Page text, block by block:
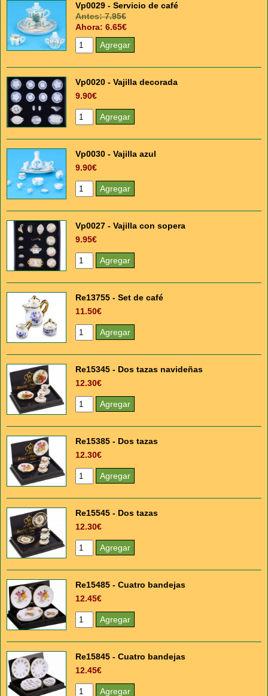
Vp0029 - Servicio de café
Antes: 7.95€
Ahora: 6.65€
Vp0020 - Vajilla decorada
9.90€
Vp0030 - Vajilla azul
9.90€
Vp0027 - Vajilla con sopera
9.95€
Re13755 - Set de café
11.50€
Re15345 - Dos tazas navideñas
12.30€
Re15385 - Dos tazas
12.30€
Re15545 - Dos tazas
12.30€
Re15485 - Cuatro bandejas
12.45€
Re15845 - Cuatro bandejas
12.45€